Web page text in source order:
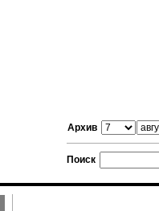
Архив
Поиск